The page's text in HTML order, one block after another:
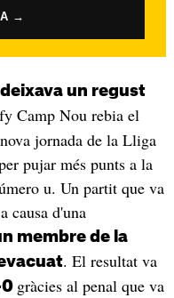
→
un regust
Camp Nou rebia el
jornada de la Lliga
pujar més punts a la
u. Un partit que va
causa d'una
membre de la
. El resultat va
0 gràcies al penal que va